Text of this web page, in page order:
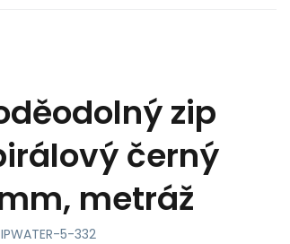
zip
černý
metráž
5-332